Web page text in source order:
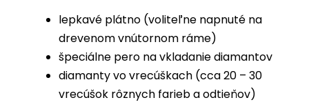
lepkavé plátno (voliteľne napnuté na
drevenom vnútornom ráme)
špeciálne pero na vkladanie diamantov
diamanty vo vrecúškach (cca 20 – 30
vrecúšok rôznych farieb a odtieňov)